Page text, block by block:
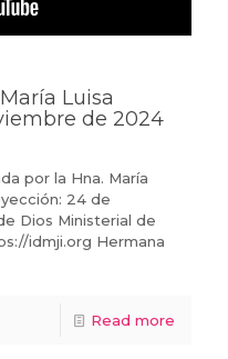
Luisa
de 2024
por la Hna. María
24 de
Dios Ministerial de
idmji.org Hermana
Read more